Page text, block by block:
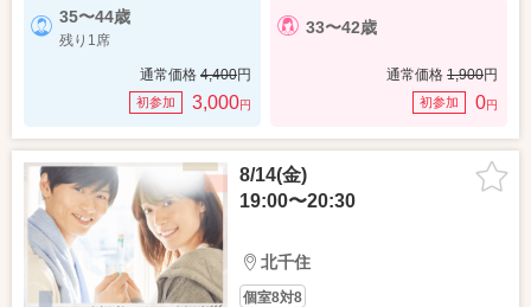
35〜44歳
残り1席
通常価格 4,400円
初参加 3,000円
33〜42歳
通常価格 1,900円
初参加 0円
8/14(金)
19:00〜20:30
北千住
個室8対8